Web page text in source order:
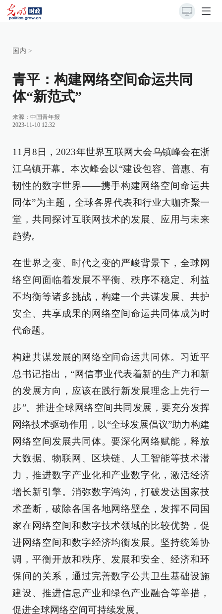
国内 >
青平：构建网络空间命运共同
体“新范式”
来源： 中国青年报
2023-11-10 12:32
11月8日，2023年世界互联网大会乌镇峰会在浙
江乌镇开幕。本次峰会以“建设包容、普惠、有
韧性的数字世界——携手构建网络空间命运共
同体”为主题，全球各界代表和行业大咖齐聚一
堂，共同探讨互联网技术的发展、应用与未来
趋势。
在世界之变、时代之变的严峻背景下，全球网
络空间面临着发展不平衡、秩序不稳定、利益
不均衡等诸多挑战，构建一个共谋发展、共护
安全、共享成果的网络空间命运共同体成为时
代命题。
构建共谋发展的网络空间命运共同体。习近平
总书记指出，“网信事业代表着新的生产力和新
的发展方向，应该在践行新发展理念上先行一
步”。推进全球网络空间共同发展，要充分发挥
网络技术驱动作用，以“全球发展倡议”助力构建
网络空间发展共同体。要深化网络赋能，释放
大数据、物联网、区块链、人工智能等技术潜
力，推进数字产业化和产业数字化，激活经济
增长新引擎。消弥数字鸿沟，打破发达国家技
术垄断，破除各国各地网络壁垒，发挥不同国
家在网络空间和数字技术领域的比较优势，促
进网络空间和数字经济均衡发展。坚持统筹协
调，平衡开放和秩序、发展和安全、经济和环
保间的关系，通过完善数字公共卫生基础设施
建设、推进信息产业和绿色产业融合等举措，
促进全球网络空间可持续发展。